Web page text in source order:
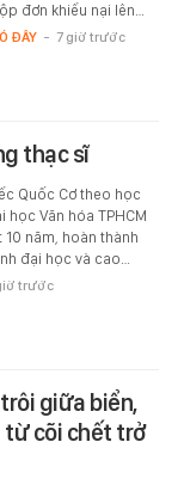
đơn khiếu nại lên…
ĐÂY - 7 giờ trước
thạc sĩ
Quốc Cơ theo học
học Văn hóa TPHCM
năm, hoàn thành
đại học và cao…
trước
giữa biển,
từ cõi chết trở